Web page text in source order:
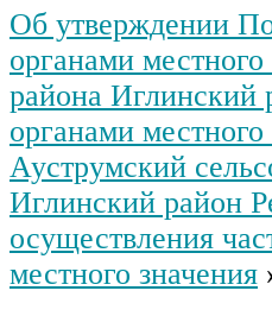
Об утверждении
органами
района Иглинский
органами
Ауструмский
Иглинский район
осуществления
местного значения